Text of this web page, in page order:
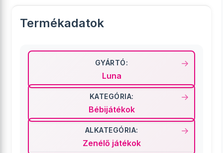
Termékadatok
GYÁRTÓ:
Luna
KATEGÓRIA:
Bébijátékok
ALKATEGÓRIA:
Zenélő játékok